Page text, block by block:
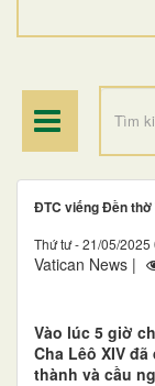
ĐIỂM HÀNH
ĐTC viếng Đền thờ
Thứ tư - 21/05/2025
Vatican News |
Vào lúc 5 giờ
Cha Lêô XIV
thành và cầu